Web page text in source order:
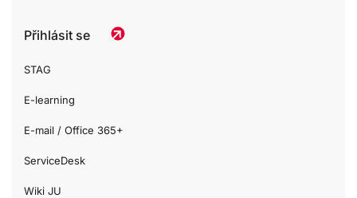
Přihlásit se
STAG
E-learning
E-mail / Office 365+
ServiceDesk
Wiki JU